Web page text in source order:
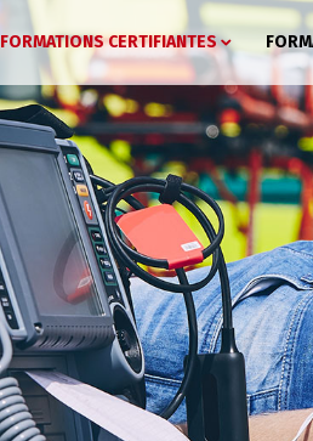
FORMATIONS CERTIFIANTES